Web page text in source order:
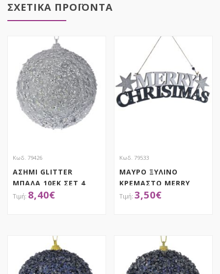
ΣΧΕΤΙΚΑ ΠΡΟΪΟΝΤΑ
Κωδ. 79426
ΑΣΗΜΙ GLITTER
ΜΠΑΛΑ 10ΕΚ ΣΕΤ 4
8,40€
Κωδ. 79533
ΜΑΥΡΟ ΞΥΛΙΝΟ
ΚΡΕΜΑΣΤΟ MERRY
CHRISTMAS 41Χ13ΕΚ
3,50€